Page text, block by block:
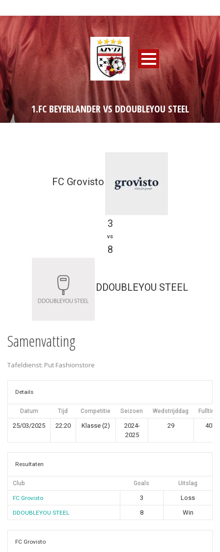
1.FC BEYERLANDER VS DDOUBLEYOU STEEL
FC Grovisto
3
vs
8
DDOUBLEYOU STEEL
Samenvatting
Tafeldienst: Put Fashionstore
Details
Datum Tijd Competitie Seizoen Wedstrijddag Fulltime
25/03/2025 22:20 Klasse (2)
2024-
2025
29 40'
Resultaten
Club Goals Uitslag
FC Grovisto 3 Loss
DDOUBLEYOU STEEL 8 Win
FC Grovisto